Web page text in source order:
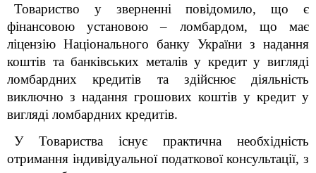
Товариство у зверненні повідомило, що є
фінансовою установою – ломбардом, що має
ліцензію Національного банку України з надання
коштів та банківських металів у кредит у вигляді
ломбардних кредитів та здійснює діяльність
виключно з надання грошових коштів у кредит у
вигляді ломбардних кредитів.
У Товариства існує практична необхідність
отримання індивідуальної податкової консультації, з